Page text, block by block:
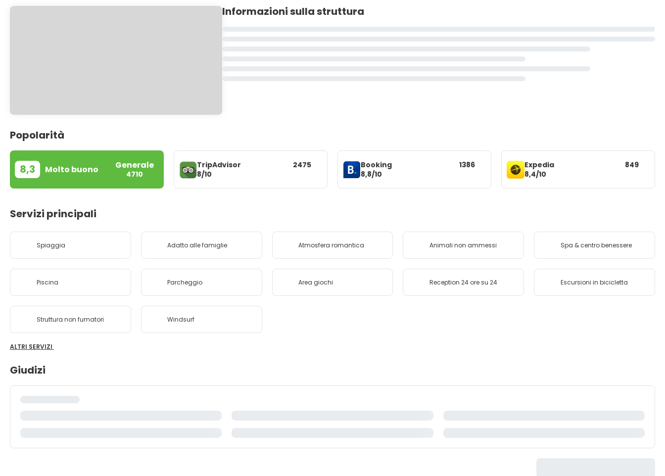
Informazioni sulla struttura
Popolarità
8,3 Molto buono Generale
4710
TripAdvisor
8/10
2475
Booking
8,8/10
1386
Expedia
8,4/10
849
Servizi principali
Spiaggia Adatto alle famiglie Atmosfera romantica Animali non ammessi Spa & centro benessere
Piscina Parcheggio Area giochi Reception 24 ore su 24 Escursioni in bicicletta
Struttura non fumatori Windsurf
ALTRI SERVIZI
Giudizi